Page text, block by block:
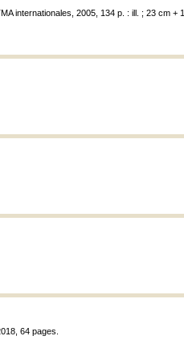
internationales, 2005, 134 p. : ill. ; 23 cm + 1
64 pages.